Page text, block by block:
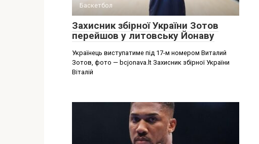
Баскетбол
Захисник збірної України Зотов
перейшов у литовську Йонаву
Українець виступатиме під 17-м номером Виталий
Зотов, фото — bcjonava.lt Захисник збірної України
Віталій